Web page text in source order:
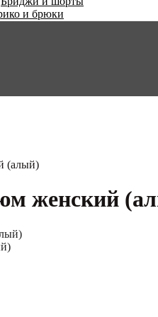
и брюки
(алый)
женский